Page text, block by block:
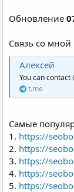
Обновление
Связь со мной
Алексей
You can
t.me
Самые
1. https://
2. https://
3. https://
4. https://
5. https://